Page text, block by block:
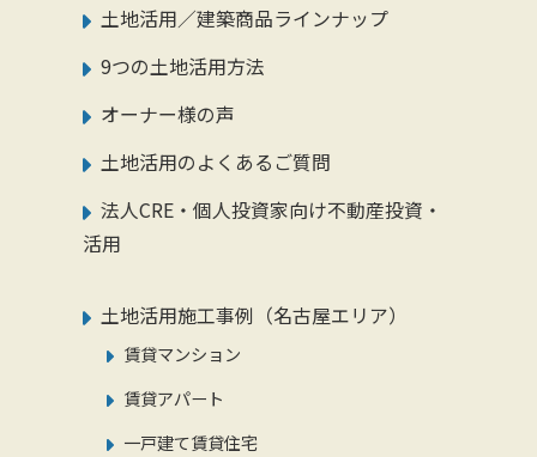
土地活用／建築商品ラインナップ
9つの土地活用方法
オーナー様の声
土地活用のよくあるご質問
法人CRE・個人投資家向け不動産投資・
活用
土地活用施工事例（名古屋エリア）
賃貸マンション
賃貸アパート
一戸建て賃貸住宅